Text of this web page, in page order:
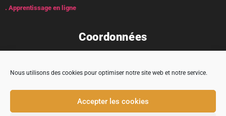
Nous utilisons des cookies pour optimiser notre site web et notre service.
Accepter les cookies
. Apprentissage en ligne
Coordonnées
Adresse : 5 rue Encabane, 32430 Cologne
contact@tremplincarriere.com